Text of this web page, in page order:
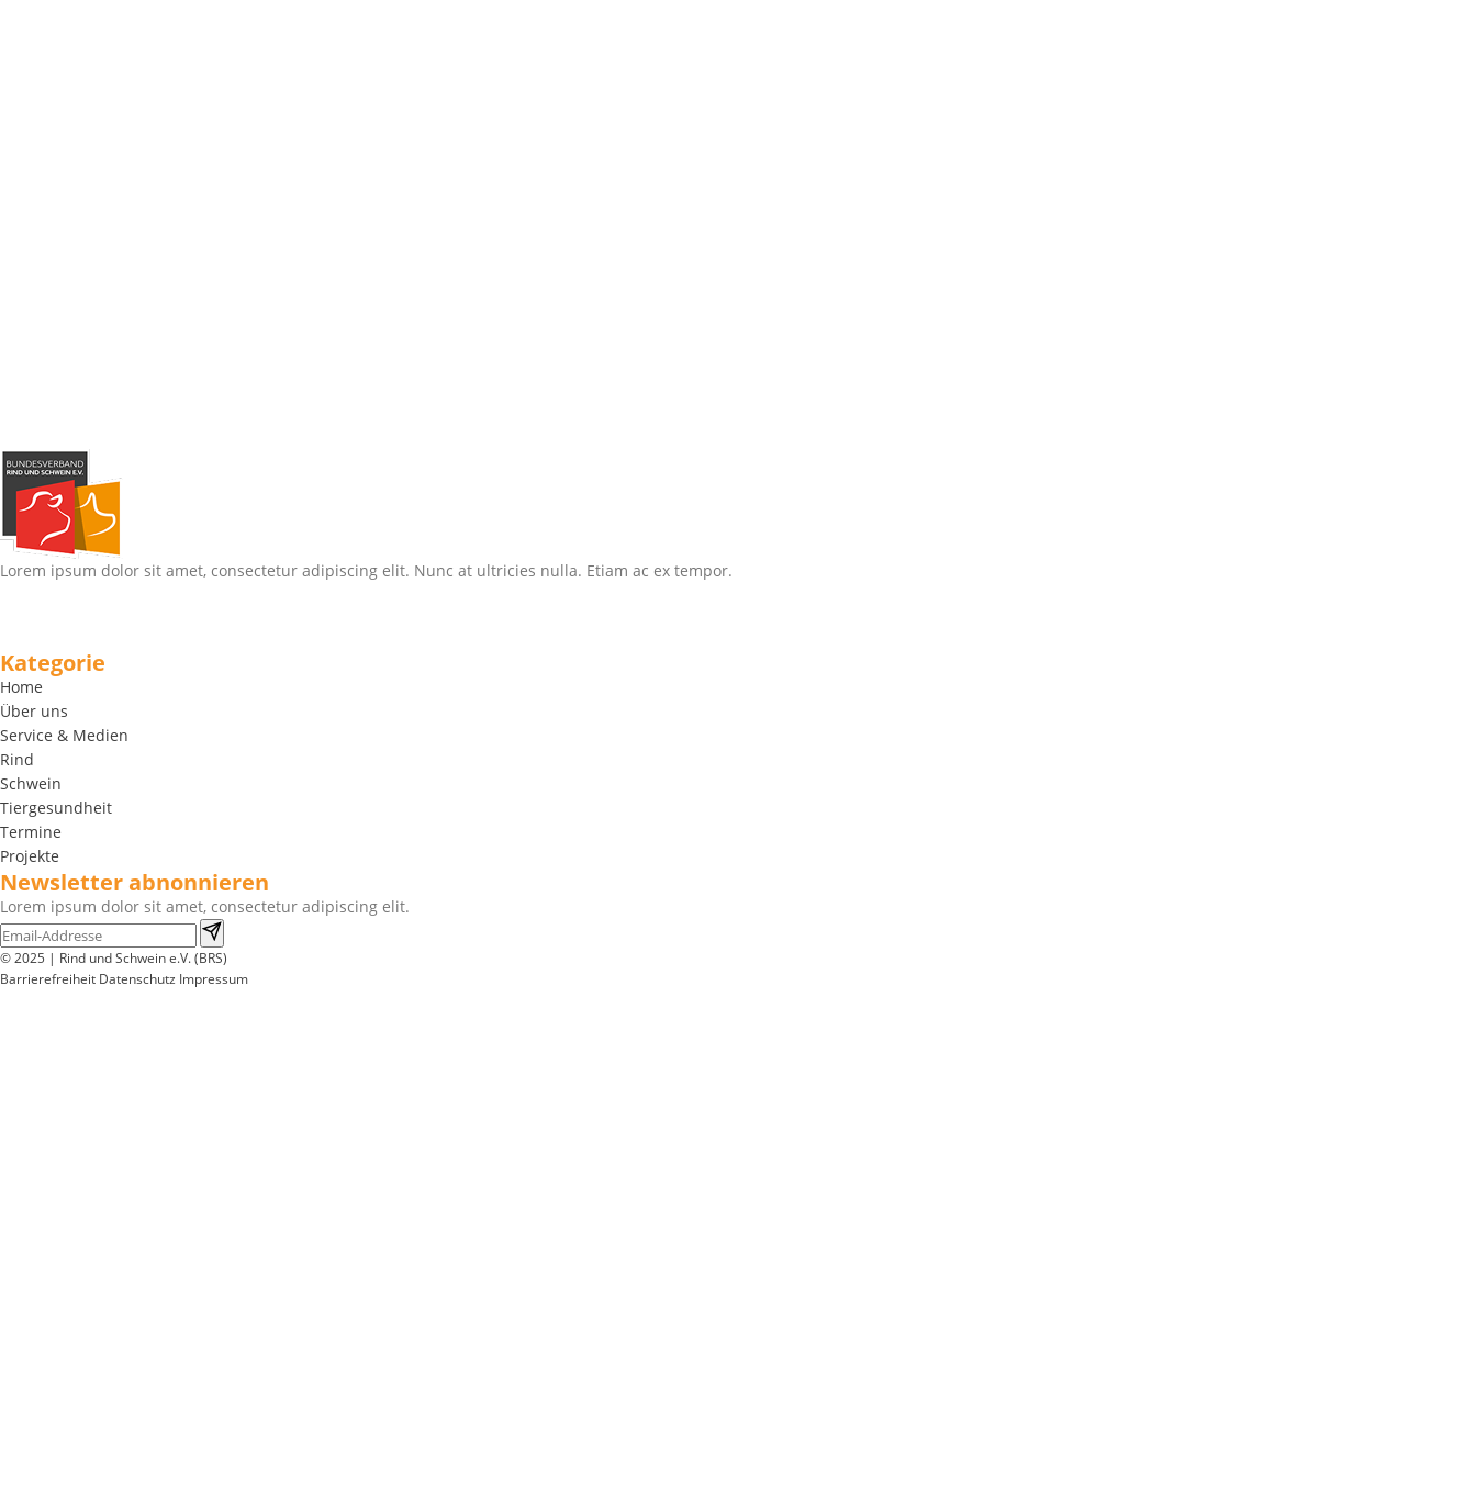
Lorem ipsum dolor sit amet, consectetur adipiscing elit. Nunc at ultricies nulla. Etiam ac ex tempor.
Kategorie
Home
Über uns
Service & Medien
Rind
Schwein
Tiergesundheit
Termine
Projekte
Newsletter abnonnieren
Lorem ipsum dolor sit amet, consectetur adipiscing elit.
© 2025 | Rind und Schwein e.V. (BRS)
Barrierefreiheit Datenschutz Impressum